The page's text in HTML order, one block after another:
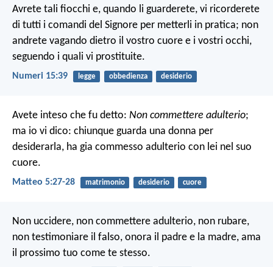
Avrete tali fiocchi e, quando li guarderete, vi ricorderete
di tutti i comandi del Signore per metterli in pratica; non
andrete vagando dietro il vostro cuore e i vostri occhi,
seguendo i quali vi prostituite.
Numeri 15:39 legge obbedienza desiderio
Avete inteso che fu detto: Non commettere adulterio;
ma io vi dico: chiunque guarda una donna per
desiderarla, ha gia commesso adulterio con lei nel suo
cuore.
Matteo 5:27-28 matrimonio desiderio cuore
Non uccidere, non commettere adulterio, non rubare,
non testimoniare il falso, onora il padre e la madre, ama
il prossimo tuo come te stesso.